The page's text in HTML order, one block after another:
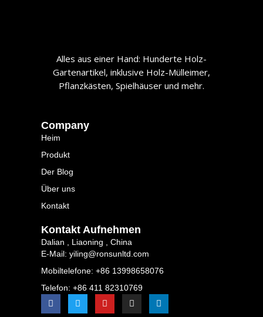
​​Alles aus einer Hand: Hunderte Holz-
Gartenartikel, inklusive Holz-Mülleimer,
Pflanzkästen, Spielhäuser und mehr.​​
Company
Heim
Produkt
Der Blog
Über uns
Kontakt
Kontakt Aufnehmen
Dalian , Liaoning , China
E-Mail: yiling@ronsunltd.com
Mobiltelefone: +86 13998658076
Telefon: +86 411 82310769
F
a
T
w
Y
o
I
n
L
i